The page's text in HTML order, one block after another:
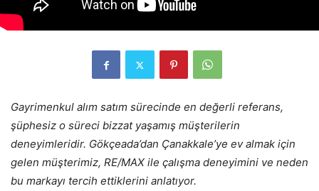
Gayrimenkul alım satım sürecinde en değerli referans,
şüphesiz o süreci bizzat yaşamış müşterilerin
deneyimleridir. Gökçeada’dan Çanakkale’ye ev almak için
gelen müşterimiz, RE/MAX ile çalışma deneyimini ve neden
bu markayı tercih ettiklerini anlatıyor.